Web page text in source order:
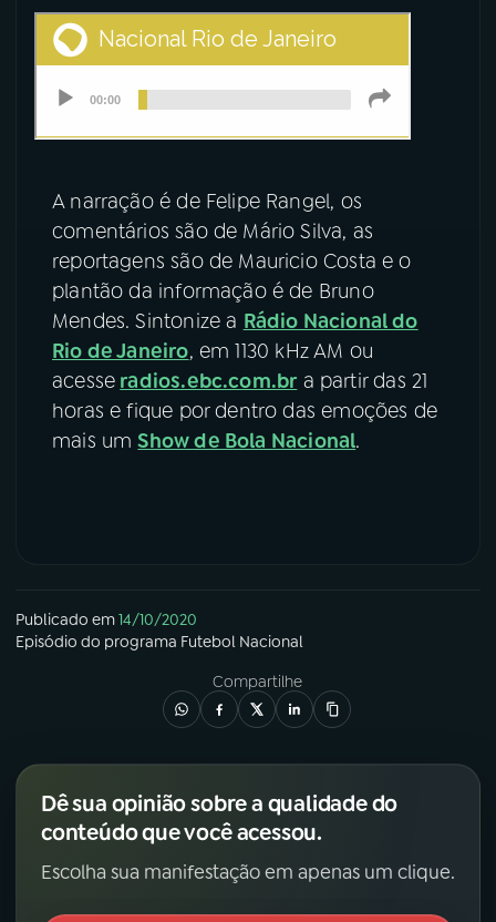
A narração é de Felipe Rangel, os
comentários são de Mário Silva, as
reportagens são de Mauricio Costa e o
plantão da informação é de Bruno
Mendes. Sintonize a Rádio Nacional do
Rio de Janeiro, em 1130 kHz AM ou
acesse radios.ebc.com.br a partir das 21
horas e fique por dentro das emoções de
mais umShow de Bola Nacional.
Publicado em14/10/2020
Episódio do programa Futebol Nacional
Compartilhe
Dê sua opinião sobre a qualidade do
conteúdo que você acessou.
Escolha sua manifestação em apenas um clique.